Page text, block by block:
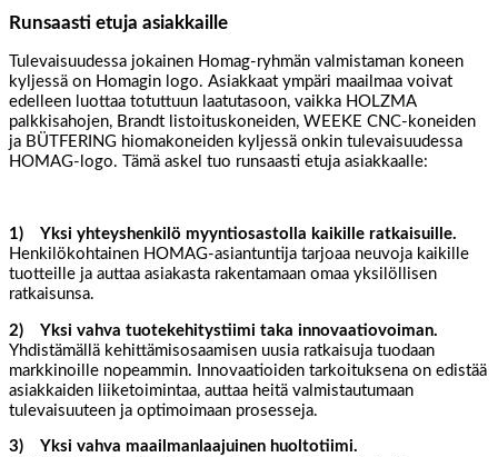
Runsaasti etuja asiakkaille
Tulevaisuudessa jokainen Homag-ryhmän valmistaman koneen
kyljessä on Homagin logo. Asiakkaat ympäri maailmaa voivat
edelleen luottaa totuttuun laatutasoon, vaikka HOLZMA
palkkisahojen, Brandt listoituskoneiden, WEEKE CNC-koneiden
ja BÜTFERING hiomakoneiden kyljessä onkin tulevaisuudessa
HOMAG-logo. Tämä askel tuo runsaasti etuja asiakkaalle:
1) Yksi yhteyshenkilö myyntiosastolla kaikille ratkaisuille.
Henkilökohtainen HOMAG-asiantuntija tarjoaa neuvoja kaikille
tuotteille ja auttaa asiakasta rakentamaan omaa yksilöllisen
ratkaisunsa.
2) Yksi vahva tuotekehitystiimi taka innovaatiovoiman.
Yhdistämällä kehittämisosaamisen uusia ratkaisuja tuodaan
markkinoille nopeammin. Innovaatioiden tarkoituksena on edistää
asiakkaiden liiketoimintaa, auttaa heitä valmistautumaan
tulevaisuuteen ja optimoimaan prosesseja.
3) Yksi vahva maailmanlaajuinen huoltotiimi.